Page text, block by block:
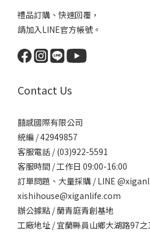
禮品訂購、快速回覆，
請加入LINE官方帳號。
Contact Us
囍感國際有限公司
統編 / 42949857
客服電話 / (03)922-5591
客服時間 / 工作日 09:00-16:00
訂單問題、大量採購 / LINE
xishihouse@xiganlife.com
辦公據點 / 蘭青庭青創基地
工廠地址 / 宜蘭縣員山鄉大湖路97